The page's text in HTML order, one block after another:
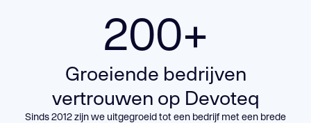
BEKIJK HET PROJECT
200+
Groeiende bedrijven
vertrouwen op Devoteq
Sinds 2012 zijn we uitgegroeid tot een bedrijf met een brede